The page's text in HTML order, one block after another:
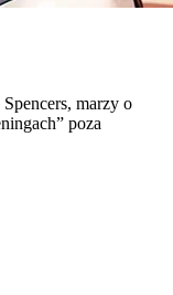
marzy o
poza